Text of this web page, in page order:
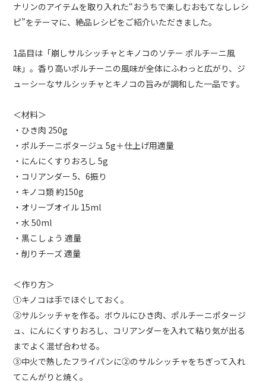
ナリンのアイテムを取り入れた“おうちで楽しむおもてなしレシ
ピ”をテーマに、絶品レシピをご紹介いただきました。
1品目は「崩しサルシッチャとキノコのソテー ポルチーニ風
味」。香り高いポルチーニの風味が全体にふわっと広がり、ジ
ューシーなサルシッチャとキノコの旨みが調和した一品です。
＜材料＞
・ひき肉 250g
・ポルチーニポタージュ 5g＋仕上げ用適量
・にんにくすりおろし 5g
・コリアンダー 5、6振り
・キノコ類 約150g
・オリーブオイル 15ml
・水 50ml
・黒こしょう 適量
・削りチーズ 適量
＜作り方＞
①キノコは手でほぐしておく。
②サルシッチャを作る。ボウルにひき肉、ポルチーニポタージ
ュ、にんにくすりおろし、コリアンダーを入れて粘り気が出る
までよく混ぜ合わせる。
③中火で熱したフライパンに②のサルシッチャをちぎって入れ
てこんがりと焼く。